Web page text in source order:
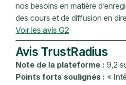
nos besoins en matière
des cours et de diffusion en
Voir les avis G2
Avis TrustRadius
Note de la plateforme : 9,2
Points forts soulignés : «